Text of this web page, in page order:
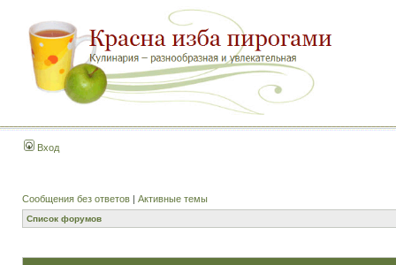
Вход
Сообщения без ответов | Активные темы
Список форумов